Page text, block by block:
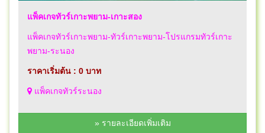
แพ็คเกจทัวร์เกาะพยาม-เกาะสอง
แพ็คเกจทัวร์เกาะพยาม-ทัวร์เกาะพยาม-โปรแกรมทัวร์เกาะ
พยาม-ระนอง
ราคาเริ่มต้น : 0 บาท
แพ็คเกจทัวร์ระนอง
» รายละเอียดเพิ่มเติม